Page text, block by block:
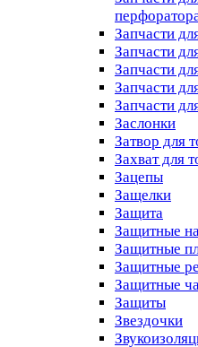
Запчасти
Запчасти
Запчасти
Запчасти
Запчасти
Заслонки
Затвор для
Захват для
Зацепы
Защелки
Защита
Защитные
Защитные
Защитные
Защитные
Защиты
Звездочки